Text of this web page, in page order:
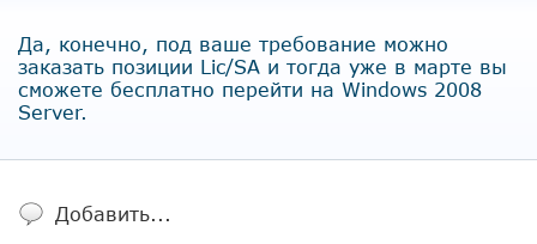
Да, конечно, под ваше требование можно
заказать позиции Lic/SA и тогда уже в марте вы
сможете бесплатно перейти на Windows 2008
Server.
Добавить...